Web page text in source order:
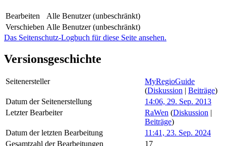
Bearbeiten
Alle Benutzer (unbeschränkt)
Verschieben Alle Benutzer (unbeschränkt)
Das Seitenschutz-Logbuch für diese Seite ansehen.
Versionsgeschichte
Seitenersteller
MyRegioGuide
(Diskussion | Beiträge)
Datum der Seitenerstellung
14:06, 29. Sep. 2013
Letzter Bearbeiter
RaWen (Diskussion |
Beiträge)
Datum der letzten Bearbeitung
11:41, 23. Sep. 2024
Gesamtzahl der Bearbeitungen
17